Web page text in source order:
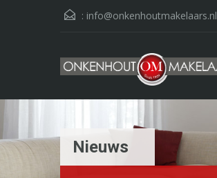
: info@onkenhoutmakelaars.nl
Nieuws